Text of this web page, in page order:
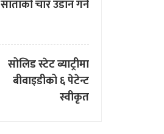
साताको चार उडान गर्ने
सोलिड स्टेट ब्याट्रीमा
बीवाइडीको ६ पेटेन्ट
स्वीकृत